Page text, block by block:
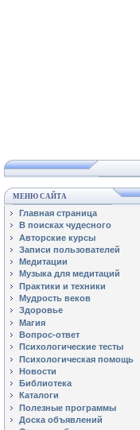
МЕНЮ САЙТА
Главная страница
В поисках чудесного
Авторские курсы
Записи пользователей
Медитации
Музыка для медитаций
Практики и техники
Мудрость веков
Здоровье
Магия
Вопрос-ответ
Психологические тесты
Психологическая помощь
Новости
Библиотека
Каталоги
Полезные программы
Доска объявлений